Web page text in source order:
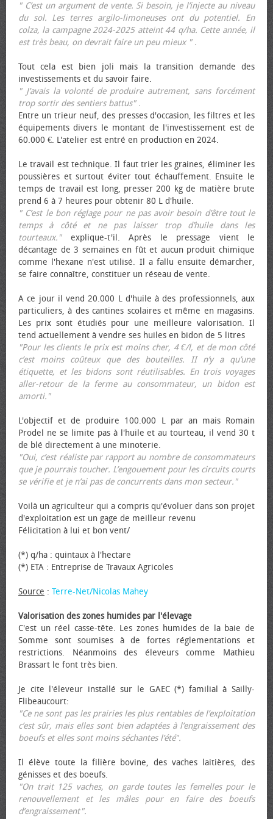
" C’est un argument de vente. Si besoin, je l’injecte au niveau
du sol. Les terres argilo-limoneuses ont du potentiel. En
colza, la campagne 2024-2025 atteint 44 q/ha. Cette année, il
est très beau, on devrait faire un peu mieux ".
Tout cela est bien joli mais la transition demande des
investissements et du savoir faire.
" J’avais la volonté de produire autrement, sans forcément
trop sortir des sentiers battus".
Entre un trieur neuf, des presses d'occasion, les filtres et les
équipements divers le montant de l'investissement est de
60.000 €. L'atelier est entré en production en 2024.
Le travail est technique. Il faut trier les graines, éliminer les
poussières et surtout éviter tout échauffement. Ensuite le
temps de travail est long, presser 200 kg de matière brute
prend 6 à 7 heures pour obtenir 80 L d'huile.
" C’est le bon réglage pour ne pas avoir besoin d’être tout le
temps à côté et ne pas laisser trop d’huile dans les
tourteaux."explique-t'il. Après le pressage vient le
décantage de 3 semaines en fût et aucun produit chimique
comme l'hexane n'est utilisé. Il a fallu ensuite démarcher,
se faire connaître, constituer un réseau de vente.
A ce jour il vend 20.000 L d'huile à des professionnels, aux
particuliers, à des cantines scolaires et même en magasins.
Les prix sont étudiés pour une meilleure valorisation. Il
tend actuellement à vendre ses huiles en bidon de 5 litres
"Pour les clients le prix est moins cher, 4 €/l, et de mon côté
c’est moins coûteux que des bouteilles. II n’y a qu’une
étiquette, et les bidons sont réutilisables. En trois voyages
aller-retour de la ferme au consommateur, un bidon est
amorti."
L'objectif et de produire 100.000 L par an mais Romain
Prodel ne se limite pas à l'huile et au tourteau, il vend 30 t
de blé directement à une minoterie.
"Oui, c’est réaliste par rapport au nombre de consommateurs
que je pourrais toucher. L’engouement pour les circuits courts
se vérifie et je n’ai pas de concurrents dans mon secteur."
Voilà un agriculteur qui a compris qu'évoluer dans son projet
d'exploitation est un gage de meilleur revenu
Félicitation à lui et bon vent/
(*) q/ha : quintaux à l'hectare
(*) ETA : Entreprise de Travaux Agricoles
Source : Terre-Net/Nicolas Mahey
Valorisation des zones humides par l'élevage
C'est un réel casse-tête. Les zones humides de la baie de
Somme sont soumises à de fortes réglementations et
restrictions. Néanmoins des éleveurs comme Mathieu
Brassart le font très bien.
Je cite l'éleveur installé sur le GAEC (*) familial à Sailly-
Flibeaucourt:
"Ce ne sont pas les prairies les plus rentables de l’exploitation
c’est sûr, mais elles sont bien adaptées à l’engraissement des
bœufs et elles sont moins séchantes l’été".
Il élève toute la filière bovine, des vaches laitières, des
génisses et des bœufs.
"On trait 125 vaches, on garde toutes les femelles pour le
renouvellement et les mâles pour en faire des bœufs
d’engraissement".